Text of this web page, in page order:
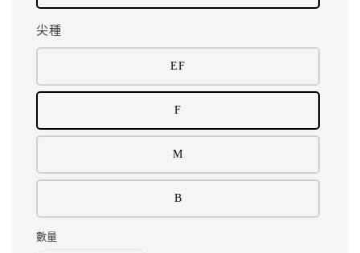
尖種
EF
F
M
B
數量